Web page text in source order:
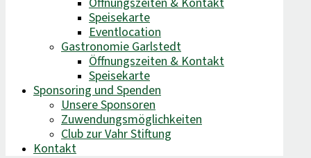
Speisekarte
Eventlocation
Gastronomie Garlstedt
Öffnungszeiten & Kontakt
Speisekarte
Sponsoring und Spenden
Unsere Sponsoren
Zuwendungsmöglichkeiten
Club zur Vahr Stiftung
Kontakt